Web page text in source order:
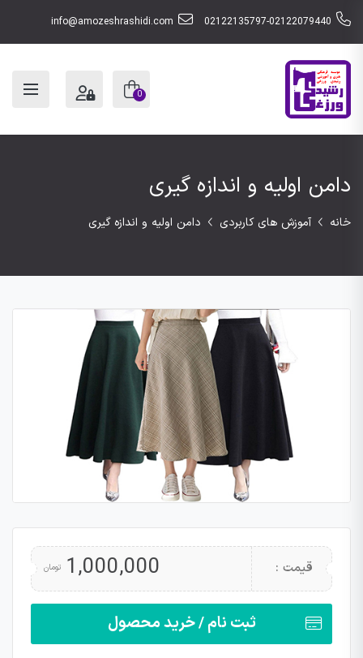
02122135797-02122079440
info@amozeshrashidi.com
0
دامن اولیه و اندازه گیری
خانه آموزش های کاربردی دامن اولیه و اندازه گیری
قیمت : 1,000,000 تومان
ثبت نام / خرید محصول